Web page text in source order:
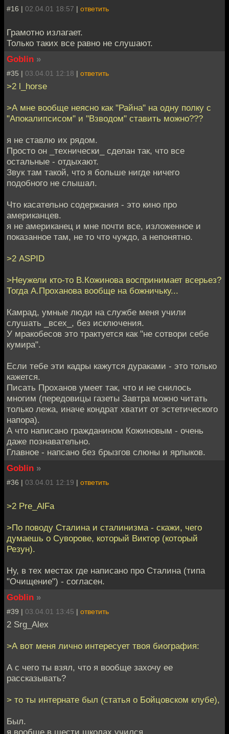
#16 | 02.04.01 18:57 | ответить
Грамотно излагает.
Только таких все равно не слушают.
Goblin »
#35 | 03.04.01 12:18 | ответить
>2 l_horse
>А мне вообще неясно как "Райна" на одну полку с
"Апокалипсисом" и "Взводом" ставить можно???
я не ставлю их рядом.
Просто он _технически_ сделан так, что все
остальные - отдыхают.
Звук там такой, что я больше нигде ничего
подобного не слышал.
Что касательно содержания - это кино про
американцев.
я не американец и мне почти все, изложенное и
показанное там, не то что чуждо, а непонятно.
>2 ASPID
>Неужели кто-то В.Кожинова воспринимает всерьез?
Тогда А.Проханова вообще на божничьку...
Камрад, умные люди на службе меня учили
слушать _всех_, без исключения.
У мракобесов это трактуется как "не сотвори себе
кумира".
Если тебе эти кадры кажутся дураками - это только
кажется.
Писать Проханов умеет так, что и не снилось
многим (передовицы газеты Завтра можно читать
только лежа, иначе кондрат хватит от эстетического
напора).
А что написано гражданином Кожиновым - очень
даже познавательно.
Главное - напсано без брызгов слюны и ярлыков.
Goblin »
#36 | 03.04.01 12:19 | ответить
>2 Pre_AlFa
>По поводу Сталина и сталинизма - скажи, чего
думаешь о Суворове, который Виктор (который
Резун).
Ну, в тех местах где написано про Сталина (типа
"Очищение") - согласен.
Goblin »
#39 | 03.04.01 13:45 | ответить
2 Srg_Alex
>А вот меня лично интересует твоя биография:
А с чего ты взял, что я вообще захочу ее
рассказывать?
> то ты интернате был (статья о Бойцовском клубе),
Был.
я вообще в шести школах учился.